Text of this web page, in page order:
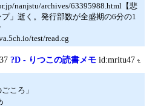
nanjstu/archives/63395988.html【悲
」逝く。発行部数が全盛期の6分の1
test/read.cg
?D - りつこの読書メモ id:mritu47
ころ」